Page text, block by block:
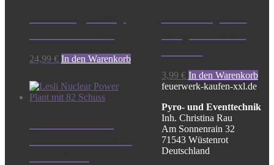
24,99 € In den Warenkorb
3,99 € In den Warenkorb
feuerwerk-kaufen-xxl.de
Pyro- und Eventtechnik
Inh. Christina Rau
Am Sonnenrain 32
71543 Wüstenrot
Deutschland